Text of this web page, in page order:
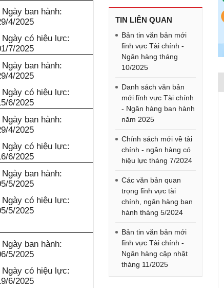
Ngày ban hành:
4/2025
Ngày có hiệu lực:
7/2025
Ngày ban hành:
4/2025
Ngày có hiệu lực:
6/2025
Ngày ban hành:
4/2025
Ngày có hiệu lực:
6/2025
Ngày ban hành:
5/2025
Ngày có hiệu lực:
5/2025
Ngày ban hành:
5/2025
Ngày có hiệu lực:
6/2025
TIN LIÊN QUAN
Bản tin văn bản mới
lĩnh vực Tài chính -
Ngân hàng tháng
10/2025
Danh sách văn bản
mới lĩnh vực Tài chính
- Ngân hàng ban hành
năm 2025
Chính sách mới về tài
chính - ngân hàng có
hiệu lực tháng 7/2024
Các văn bản quan
trọng lĩnh vực tài
chính, ngân hàng ban
hành tháng 5/2024
Bản tin văn bản mới
lĩnh vực Tài chính -
Ngân hàng cập nhật
tháng 11/2025